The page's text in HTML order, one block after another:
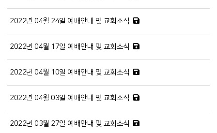
2022년 04월 24일 예배안내 및 교회소식
2022년 04월 17일 예배안내 및 교회소식
2022년 04월 10일 예배안내 및 교회소식
2022년 04월 03일 예배안내 및 교회소식
2022년 03월 27일 예배안내 및 교회소식